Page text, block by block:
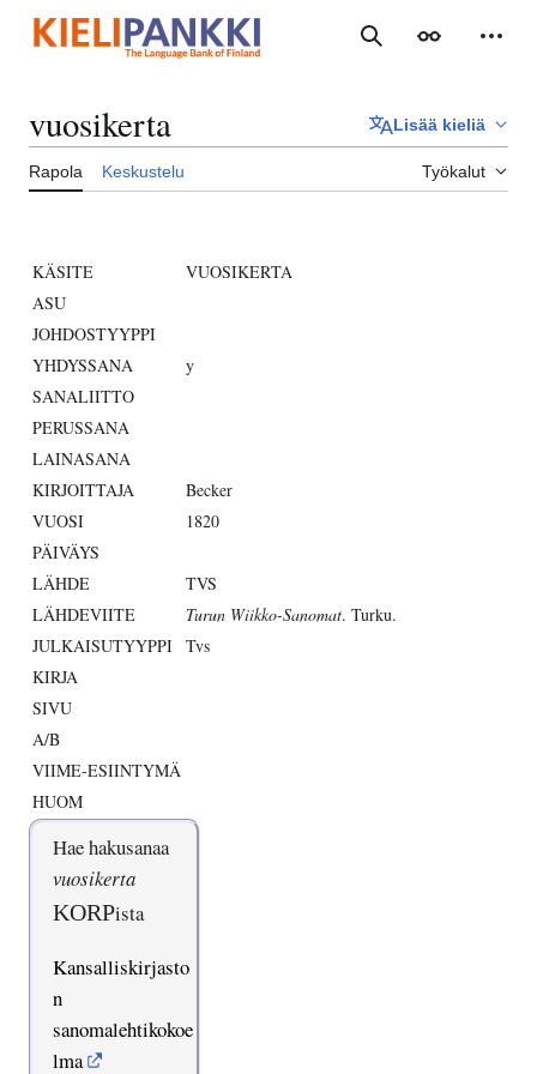
sisältöön
Haku Ulkoasu
vuosikerta Lisää kieliä
Rapola Keskustelu Työkalut
KÄSITE
VUOSIKERTA
ASU
JOHDOSTYYPPI
YHDYSSANA
y
SANALIITTO
PERUSSANA
LAINASANA
KIRJOITTAJA
Becker
VUOSI
1820
PÄIVÄYS
LÄHDE
TVS
LÄHDEVIITE
Turun Wiikko-Sanomat. Turku.
JULKAISUTYYPPI Tvs
KIRJA
SIVU
A/B
VIIME-ESIINTYMÄ
HUOM
Hae hakusanaa
vuosikerta
KORPista
Kansalliskirjasto
n
sanomalehtikokoe
lma